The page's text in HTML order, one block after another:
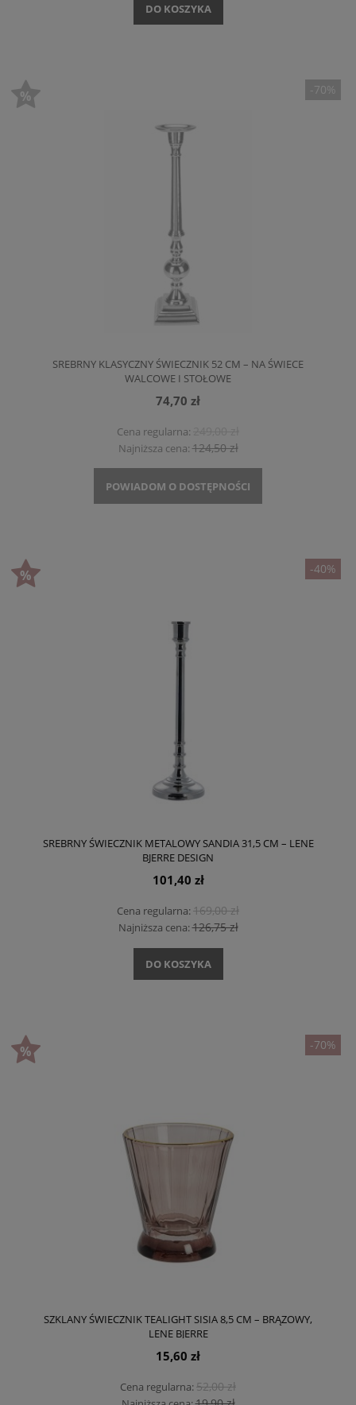
DO KOSZYKA
SREBRNY KLASYCZNY ŚWIECZNIK 52 CM – NA ŚWIECE
WALCOWE I STOŁOWE
74,70 zł
Cena regularna:
Najniższa cena: 124,50 zł
POWIADOM O DOSTĘPNOŚCI
-70%
SREBRNY ŚWIECZNIK METALOWY SANDIA 31,5 CM – LENE
BJERRE DESIGN
101,40 zł
Cena regularna:169,00 zł
Najniższa cena:126,75 zł
DO KOSZYKA
-40%
SZKLANY ŚWIECZNIK TEALIGHT SISIA 8,5 CM – BRĄZOWY,
LENE BJERRE
15,60 zł
Cena regularna:52,00 zł
-70%